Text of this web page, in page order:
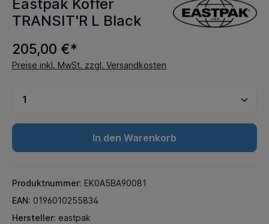
Eastpak Koffer
TRANSIT'R L Black
205,00 €*
Preise inkl. MwSt. zzgl. Versandkosten
In den Warenkorb
Produktnummer: EK0A5BA90081
EAN: 0196010255834
Hersteller: eastpak